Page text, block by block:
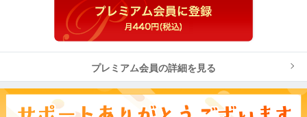
プレミアム会員の詳細を見る